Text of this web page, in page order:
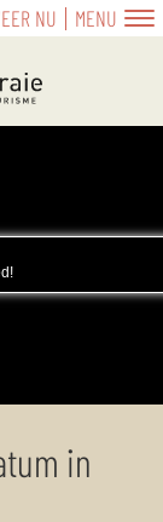
NU MENU
in